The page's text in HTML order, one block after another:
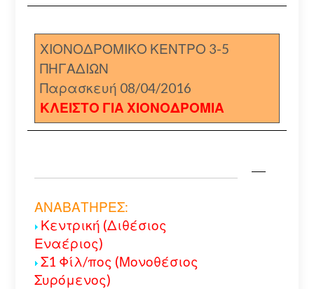
ΧΙΟΝΟΔΡΟΜΙΚΟ ΚΕΝΤΡΟ 3-5
ΠΗΓΑΔΙΩΝ
Παρασκευή 08/04/2016
ΚΛΕΙΣΤΟ ΓΙΑ ΧΙΟΝΟΔΡΟΜΙΑ
ΑΝΑΒΑΤΗΡΕΣ:
Κεντρική (Διθέσιος
Εναέριος)
Σ1 Φίλ/πος (Μονοθέσιος
Συρόμενος)